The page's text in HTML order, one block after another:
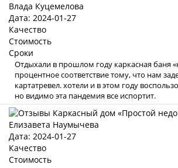
Влада Куцемелова
Дата: 2024-01-27
Качество
Стоимость
Сроки
Отдыхали в прошлом году каркасная баня
процентное соответствие тому, что нам
картатревел. хотели и в этом году
но видимо эта пандемия все испортит.
Елизавета Наумычева
Дата: 2024-01-27
Качество
Стоимость